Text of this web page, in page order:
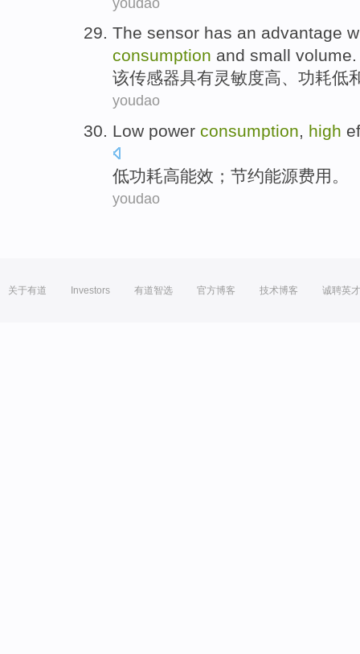
The sensor has an advantage
consumption and small volume.
该传感器具有灵敏度高、 功耗低
youdao
Low power consumption, high
低功耗高能效 ； 节约能源费用 。
youdao
关于有道 Investors 有道智选 官方博客 技术博客 诚聘英才